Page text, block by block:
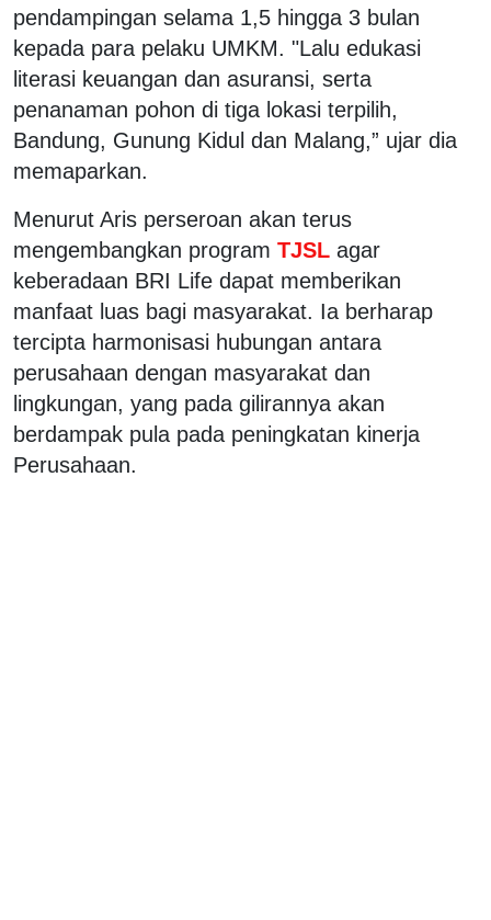
pendampingan selama 1,5 hingga 3 bulan
kepada para pelaku UMKM. "Lalu edukasi
literasi keuangan dan asuransi, serta
penanaman pohon di tiga lokasi terpilih,
Bandung, Gunung Kidul dan Malang,” ujar dia
memaparkan.
Menurut Aris perseroan akan terus
mengembangkan program TJSL agar
keberadaan BRI Life dapat memberikan
manfaat luas bagi masyarakat. Ia berharap
tercipta harmonisasi hubungan antara
perusahaan dengan masyarakat dan
lingkungan, yang pada gilirannya akan
berdampak pula pada peningkatan kinerja
Perusahaan.